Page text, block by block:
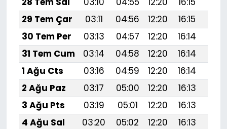
29 Tem Çar
03:11 04:56 12:20 16:15
30 Tem Per
03:13 04:57 12:20 16:14
31 Tem Cum
03:14 04:58 12:20 16:14
1 Ağu Cts
03:16 04:59 12:20 16:14
2 Ağu Paz
03:17 05:00 12:20 16:13
3 Ağu Pts
03:19 05:01 12:20 16:13
4 Ağu Sal
03:20 05:02 12:20 16:13